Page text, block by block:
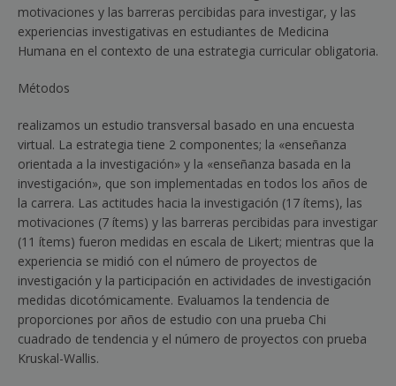
motivaciones y las barreras percibidas para investigar, y las
experiencias investigativas en estudiantes de Medicina
Humana en el contexto de una estrategia curricular obligatoria.
Métodos
realizamos un estudio transversal basado en una encuesta
virtual. La estrategia tiene 2 componentes; la «enseñanza
orientada a la investigación» y la «enseñanza basada en la
investigación», que son implementadas en todos los años de
la carrera. Las actitudes hacia la investigación (17 ítems), las
motivaciones (7 ítems) y las barreras percibidas para investigar
(11 ítems) fueron medidas en escala de Likert; mientras que la
experiencia se midió con el número de proyectos de
investigación y la participación en actividades de investigación
medidas dicotómicamente. Evaluamos la tendencia de
proporciones por años de estudio con una prueba Chi
cuadrado de tendencia y el número de proyectos con prueba
Kruskal-Wallis.